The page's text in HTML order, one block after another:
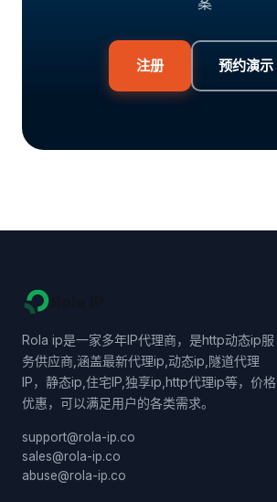
注册 预约演示
Rola ip是一家多年IP代理商，是http动态ip服
务供应商,涵盖最新代理ip,动态ip,隧道代理
IP，静态ip,住宅IP,独享ip,http代理ip等，价格
优惠，可以满足用户的各类需求。
support@rola-ip.co
sales@rola-ip.co
abuse@rola-ip.co